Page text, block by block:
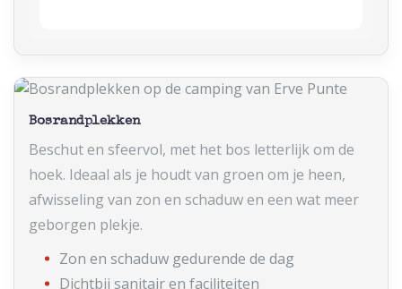
Bosrandplekken
Beschut en sfeervol, met het bos letterlijk om de
hoek. Ideaal als je houdt van groen om je heen,
afwisseling van zon en schaduw en een wat meer
geborgen plekje.
Zon en schaduw gedurende de dag
Dichtbij sanitair en faciliteiten